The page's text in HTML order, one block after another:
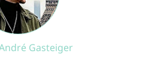
Gasteiger